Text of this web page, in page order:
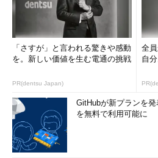
「さすが」と言われる驚きや感動
を。新しい価値を生む電通の挑戦
PR(dentsu Japan)
全
自
GitHubが新プランを
を無料で利用可能に